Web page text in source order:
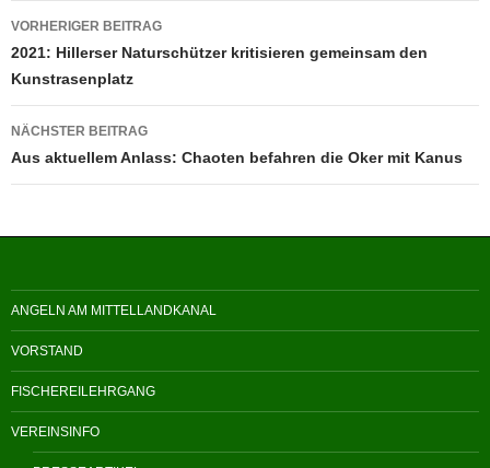
Beitragsnavigation
VORHERIGER BEITRAG
2021: Hillerser Naturschützer kritisieren gemeinsam den
Kunstrasenplatz
NÄCHSTER BEITRAG
Aus aktuellem Anlass: Chaoten befahren die Oker mit Kanus
ANGELN AM MITTELLANDKANAL
VORSTAND
FISCHEREILEHRGANG
VEREINSINFO